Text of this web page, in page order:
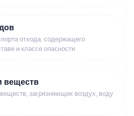
отхода, содержащего
и классе опасности
веществ
загрязняющих воздух, воду